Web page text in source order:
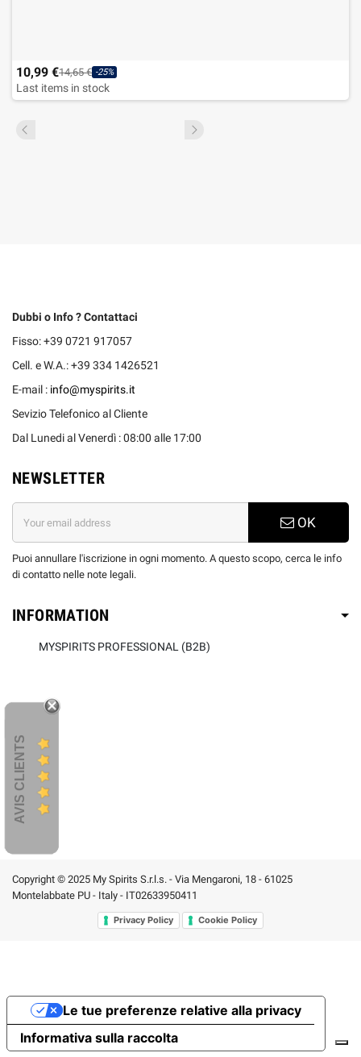
10,99 €14,65 € -25%
Last items in stock
Dubbi o Info ? Contattaci
Fisso: +39 0721 917057
Cell. e W.A.: +39 334 1426521
E-mail : info@myspirits.it
Sevizio Telefonico al Cliente
Dal Lunedi al Venerdì : 08:00 alle 17:00
NEWSLETTER
OK
Puoi annullare l'iscrizione in ogni momento. A questo scopo, cerca le info
di contatto nelle note legali.
INFORMATION
MYSPIRITS PROFESSIONAL (B2B)
AVIS CLIENTS
Copyright © 2025 My Spirits S.r.l.s. - Via Mengaroni, 18 - 61025
Montelabbate PU - Italy - IT02633950411
Privacy Policy Cookie Policy
Informativa sulla raccolta
Le tue preferenze relative alla privacy